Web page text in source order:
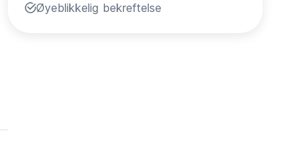
Øyeblikkelig bekreftelse